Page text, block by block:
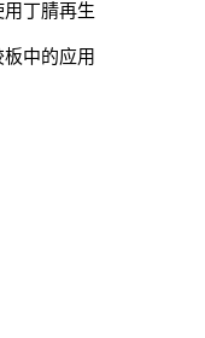
丁腈再生
中的应用